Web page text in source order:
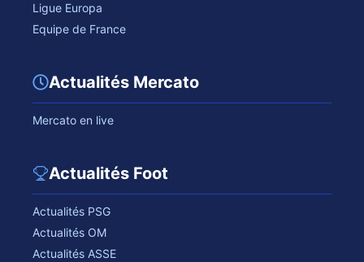
Ligue Europa
Equipe de France
Actualités Mercato
Mercato en live
Actualités Foot
Actualités PSG
Actualités OM
Actualités ASSE